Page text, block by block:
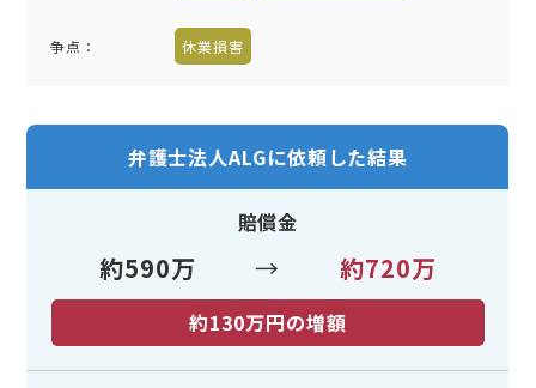
争点： 休業損害
弁護士法人ALGに依頼した結果
賠償金
約590万 → 約720万
約130万円の増額